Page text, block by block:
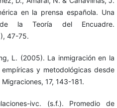
en la prensa española. Una
la Teoría del Encuadre.
47-75.
L. (2005). La inmigración en la
y metodológicas desde
17, 143-181.
ivc. (s.f.). Promedio de